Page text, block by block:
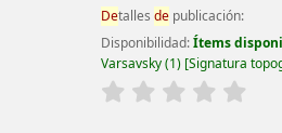
Detalles depublicación:
Disponibilidad:Ítems
Varsavsky(1) Signatura